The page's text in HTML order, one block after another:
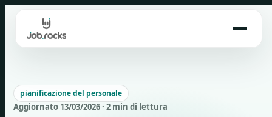
content
pianificazione del personale
Aggiornato 13/03/2026 · 2 min di lettura